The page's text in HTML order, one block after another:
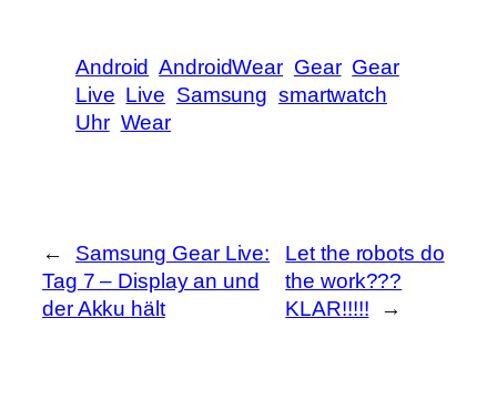
Android AndroidWear Gear Gear
Live Live Samsung smartwatch
Uhr Wear
←
Samsung Gear Live:
Tag 7 – Display an und
der Akku hält
Let the robots do
the work???
KLAR!!!!!
→